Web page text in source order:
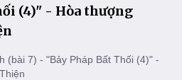
(4)" - Hòa thượng
(bài 7) - "Bảy Pháp Bất Thối (4)" -